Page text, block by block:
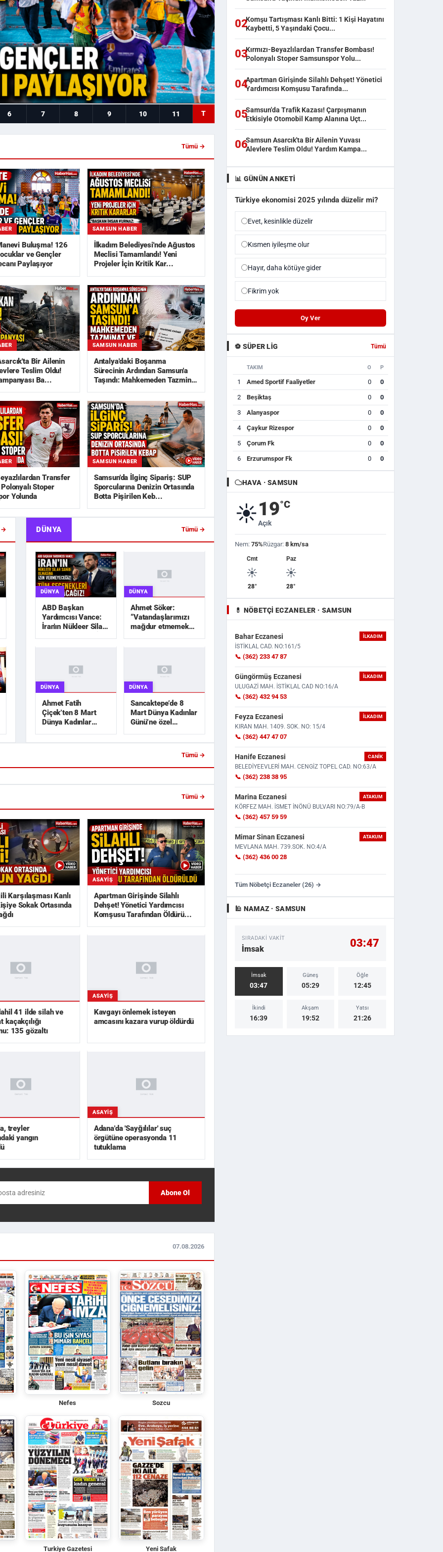
6 7 8 9 10 11 T
Tümü →
Buluşma! 126
ve Gençler
Paylaşıyor
SAMSUN HABER
İlkadım Belediyesi'nde Ağustos
Meclisi Tamamlandı! Yeni
Projeler İçin Kritik Kar...
Bir Ailenin
Teslim Oldu!
Ba...
SAMSUN HABER
Antalya'daki Boşanma
Sürecinin Ardından Samsun'a
Taşındı: Mahkemeden Tazminat
Transfer
Stoper
Yolunda
SAMSUN HABER
Samsun'da İlginç Sipariş: SUP
Sporcularına Denizin Ortasında
Botta Pişirilen Keb...
→ DÜNYA Tümü →
DÜNYA
ABD Başkan
Yardımcısı Vance:
İran'ın Nükleer Silah
DÜNYA
Ahmet Söker:
“Vatandaşlarımızı
mağdur etmemek
DÜNYA
Ahmet Fatih
Çiçek’ten 8 Mart
Dünya Kadınlar
DÜNYA
Sancaktepe’de 8
Mart Dünya Kadınlar
Günü’ne özel
Tümü →
Akın Gürlek: "Şehit Ailelerinin
Antalya'daki Boşanma Sürecinin
Ardından Samsun'a Taşındı...
Samsun'da Trafik Kazası!
Çarpışmanın Etkisiyle
Tümü →
Karşılaşması Kanlı
Sokak Ortasında
ASAYIŞ
Apartman Girişinde Silahlı
Dehşet! Yönetici Yardımcısı
Komşusu Tarafından Öldürü...
41 ilde silah ve
kaçakçılığı
135 gözaltı
ASAYIŞ
Kavgayı önlemek isteyen
amcasını kazara vurup öldürdü
treyler
yangın
ASAYIŞ
Adana'da 'Sayğılılar' suç
örgütüne operasyonda 11
tutuklama
Abone Ol
07.08.2026
Nefes Sozcu
Turkiye Gazetesi Yeni Safak
02Komşu Tartışması Kanlı Bitti: 1 Kişi Hayatını
Kaybetti, 5 Yaşındaki Çocu...
03Kırmızı-Beyazlılardan Transfer Bombası!
Polonyalı Stoper Samsunspor Yolu...
04Apartman Girişinde Silahlı Dehşet! Yönetici
Yardımcısı Komşusu Tarafında...
05Samsun'da Trafik Kazası! Çarpışmanın
Etkisiyle Otomobil Kamp Alanına Uçt...
06Samsun Asarcık'ta Bir Ailenin Yuvası
Alevlere Teslim Oldu! Yardım Kampa...
📊 GÜNÜN ANKETI
Türkiye ekonomisi 2025 yılında düzelir mi?
Evet, kesinlikle düzelir
Kısmen iyileşme olur
Hayır, daha kötüye gider
Fikrim yok
Oy Ver
⚽ SÜPER LIG Tümü
TAKIM O P
1 Amed Sportif Faaliyetler 0 0
2 Beşiktaş 0 0
3 Alanyaspor 0 0
4 Çaykur Rizespor 0 0
5 Çorum Fk 0 0
6 Erzurumspor Fk 0 0
HAVA · SAMSUN
☀️19°C
Açık
Nem: 75%Rüzgar: 8 km/sa
Cmt
☀️
28°
Paz
☀️
28°
💊 NÖBETÇI ECZANELER · SAMSUN
Bahar Eczanesi İLKADIM
İSTİKLAL CAD. NO:161/5
📞 (362) 233 47 87
Güngörmüş Eczanesi İLKADIM
ULUGAZİ MAH. İSTİKLAL CAD NO:16/A
📞 (362) 432 94 53
Feyza Eczanesi İLKADIM
KIRAN MAH. 1409. SOK. NO: 15/4
📞 (362) 447 47 07
Hanife Eczanesi CANIK
BELEDİYEEVLERİ MAH. CENGİZ TOPEL CAD. NO:63/A
📞 (362) 238 38 95
Marina Eczanesi ATAKUM
KÖRFEZ MAH. İSMET İNÖNÜ BULVARI NO:79/A-B
📞 (362) 457 59 59
Mimar Sinan Eczanesi ATAKUM
MEVLANA MAH. 739.SOK. NO:4/A
📞 (362) 436 00 28
Tüm Nöbetçi Eczaneler (26) →
🕌 NAMAZ · SAMSUN
SIRADAKI VAKIT
İmsak 03:47
İmsak
03:47
Güneş
05:29
Öğle
12:45
İkindi
16:39
Akşam
19:52
Yatsı
21:26